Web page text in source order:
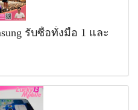
รับซื้อทั้งมือ 1 และ